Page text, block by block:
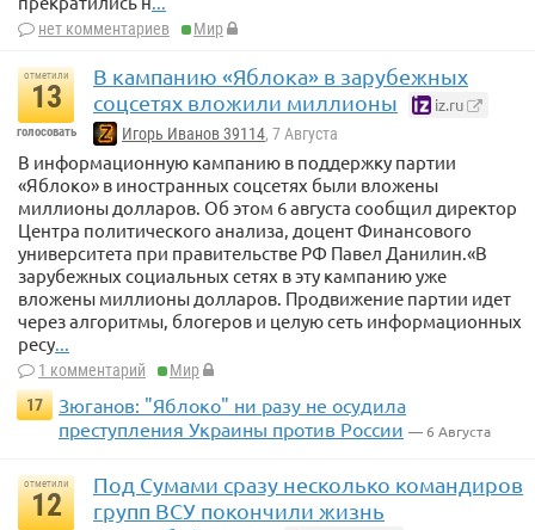
нет комментариев Мир
отметили
13
голосовать
В кампанию «Яблока» в зарубежных
соцсетях вложили миллионы
iz.ru
Игорь Иванов 39114, 7 Августа
В информационную кампанию в поддержку партии
«Яблоко» в иностранных соцсетях были вложены
миллионы долларов. Об этом 6 августа сообщил директор
Центра политического анализа, доцент Финансового
университета при правительстве РФ Павел Данилин.«В
зарубежных социальных сетях в эту кампанию уже
вложены миллионы долларов. Продвижение партии идет
через алгоритмы, блогеров и целую сеть информационных
ресу
1 комментарий
Мир
17
Зюганов: "Яблоко" ни разу не осудила
преступления Украины против России — 6 Августа
отметили
12
Под Сумами сразу несколько командиров
групп ВСУ покончили жизнь